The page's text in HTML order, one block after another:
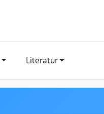
Literatur